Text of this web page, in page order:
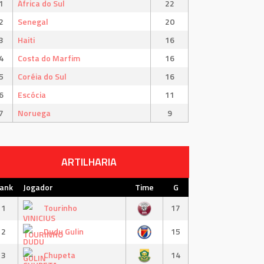
África do Sul
22
Senegal
20
Haiti
16
Costa do Marfim
16
Coréia do Sul
16
Escócia
11
Noruega 9
ARTILHARIA
Jogador Time
G
1
Tourinho
17
2
Dudu Gulin
15
3
Chupeta 14